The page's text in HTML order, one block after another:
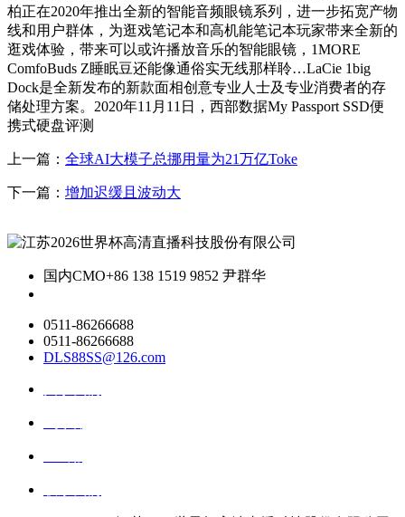
柏正在2020年推出全新的智能音频眼镜系列，进一步拓宽产物
线和用户群体，为逛戏笔记本和高机能笔记本玩家带来全新的
逛戏体验，带来可以或许播放音乐的智能眼镜，1MORE
ComfoBuds Z睡眠豆还能像通俗实无线那样聆…LaCie 1big
Dock是全新发布的新款面相创意专业人士及专业消费者的存
储处理方案。2020年11月11日，西部数据My Passport SSD便
携式硬盘评测
上一篇： 全球AI大模子总挪用量为21万亿Toke
下一篇： 增加迟缓且波动大
国内CMO+86 138 1519 9852 尹群华
0511-86266688
0511-86266688
DLS88SS@126.com